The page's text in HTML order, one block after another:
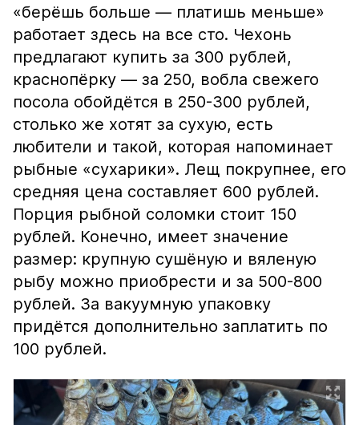
«берёшь больше — платишь меньше»
работает здесь на все сто. Чехонь
предлагают купить за 300 рублей,
краснопёрку — за 250, вобла свежего
посола обойдётся в 250-300 рублей,
столько же хотят за сухую, есть
любители и такой, которая напоминает
рыбные «сухарики». Лещ покрупнее, его
средняя цена составляет 600 рублей.
Порция рыбной соломки стоит 150
рублей. Конечно, имеет значение
размер: крупную сушёную и вяленую
рыбу можно приобрести и за 500-800
рублей. За вакуумную упаковку
придётся дополнительно заплатить по
100 рублей.